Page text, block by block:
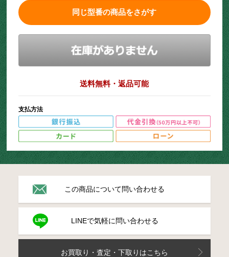
同じ型番の商品をさがす
送料無料・返品可能
支払方法
この商品について問い合わせる
LINEで気軽に問い合わせる
お買取り・査定・下取りはこちら